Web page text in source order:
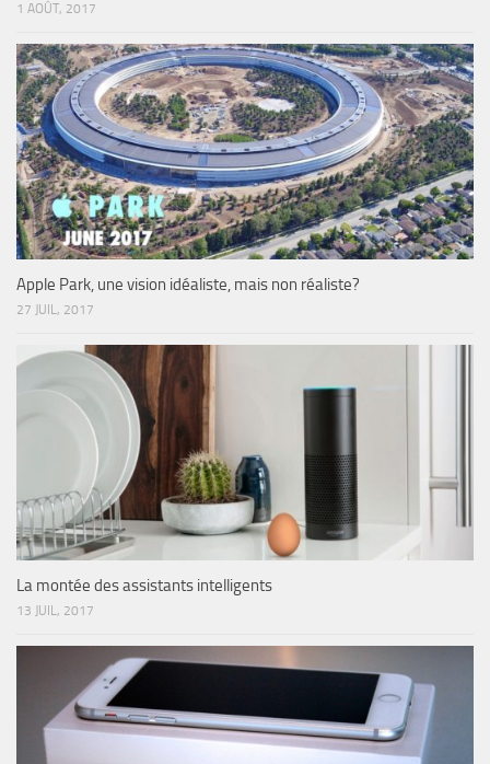
1 AOÛT, 2017
Apple Park, une vision idéaliste, mais non réaliste?
27 JUIL, 2017
La montée des assistants intelligents
13 JUIL, 2017